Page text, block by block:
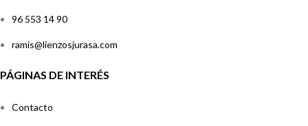
96 553 14 90
ramis@lienzosjurasa.com
PÁGINAS DE INTERÉS
Contacto